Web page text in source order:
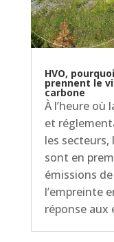
HVO,
prennent le
carbone
À l’heure où
et
les
sont en
émissions
l’empreinte
réponse aux